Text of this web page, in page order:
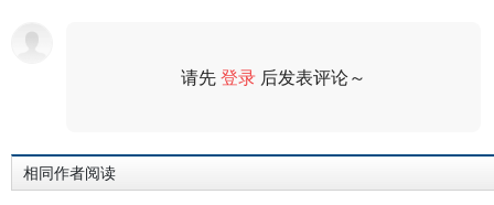
请先登录 后发表评论～
相同作者阅读